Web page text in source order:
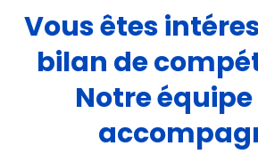
Vous êtes
bilan de
Notre